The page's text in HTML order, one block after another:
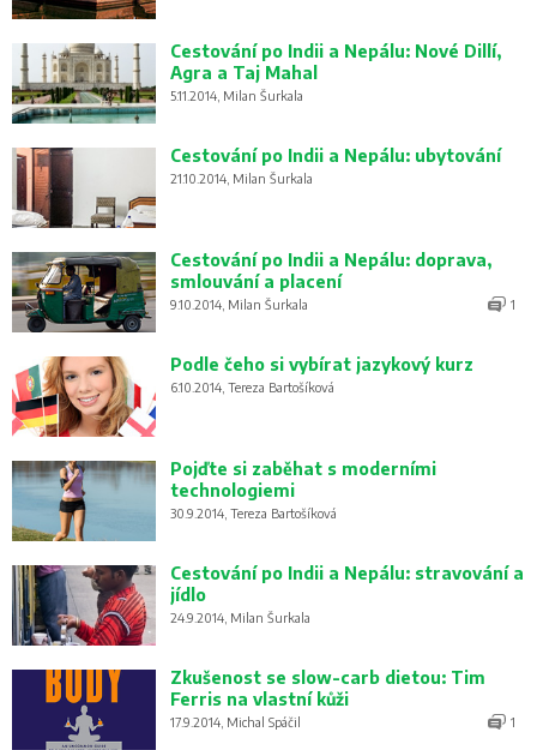
Cestování po Indii a Nepálu: Nové Dillí,
Agra a Taj Mahal
5.11.2014, Milan Šurkala
Cestování po Indii a Nepálu: ubytování
21.10.2014, Milan Šurkala
Cestování po Indii a Nepálu: doprava,
smlouvání a placení
9.10.2014, Milan Šurkala 1
Podle čeho si vybírat jazykový kurz
6.10.2014, Tereza Bartošíková
Pojďte si zaběhat s moderními
technologiemi
30.9.2014, Tereza Bartošíková
Cestování po Indii a Nepálu: stravování a
jídlo
24.9.2014, Milan Šurkala
Zkušenost se slow-carb dietou: Tim
Ferris na vlastní kůži
17.9.2014, Michal Spáčil 1